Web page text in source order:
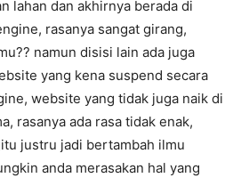
lahan dan akhirnya berada di
rasanya sangat girang,
namun disisi lain ada juga
yang kena suspend secara
website yang tidak juga naik di
rasanya ada rasa tidak enak,
justru jadi bertambah ilmu
anda merasakan hal yang